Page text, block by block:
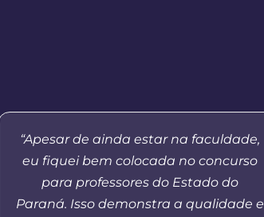
“Apesar de ainda estar na faculdade,
eu fiquei bem colocada no concurso
para professores do Estado do
Paraná. Isso demonstra a qualidade e